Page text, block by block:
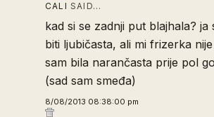
CALI SAID…
kad si se zadnji put blajhala? ja
biti ljubičasta, ali mi frizerka
sam bila narančasta prije pol
(sad sam smeđa)
8/08/2013 08:38:00 pm